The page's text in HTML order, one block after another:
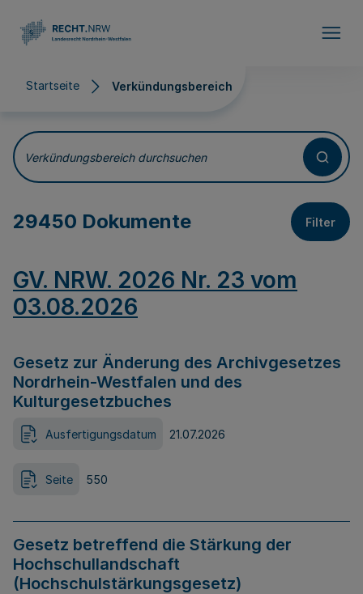
Startseite Verkündungsbereich
Verkündungsbereich
Verkündungsbereich durchsuchen
29450 Dokumente Filter
GV. NRW. 2026 Nr. 23 vom
03.08.2026
Gesetz zur Änderung des Archivgesetzes
Nordrhein-Westfalen und des
Kulturgesetzbuches
Ausfertigungsdatum 21.07.2026
Seite 550
Gesetz betreffend die Stärkung der
Hochschullandschaft
(Hochschulstärkungsgesetz)